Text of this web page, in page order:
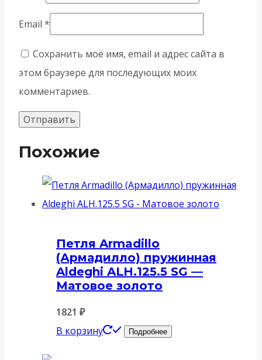
Email *
Сохранить моё имя, email и адрес сайта в
этом браузере для последующих моих
комментариев.
Похожие
Петля Armadillo
(Армадилло) пружинная
Aldeghi ALH.125.5 SG —
Матовое золото
1821 ₽
В корзину
Подробнее